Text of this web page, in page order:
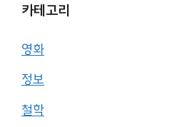
카테고리
영화
정보
철학